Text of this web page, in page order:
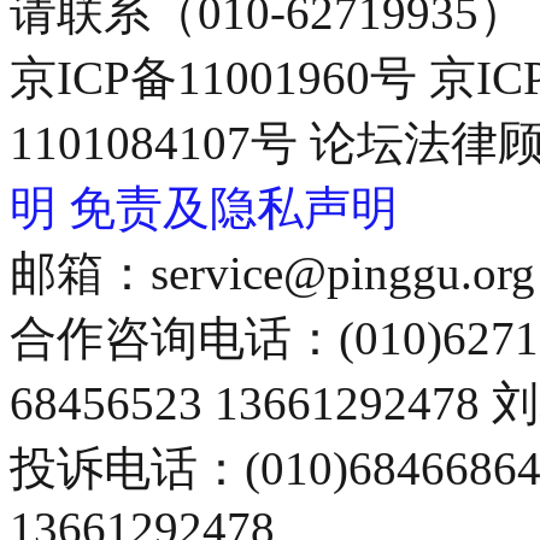
请联系（010-62719935）
京ICP备11001960号 京
1101084107号 论坛法律
明 免责及隐私声明
邮箱：service@pinggu.org
合作咨询电话：
68456523 13661292478
投诉电话：
13661292478